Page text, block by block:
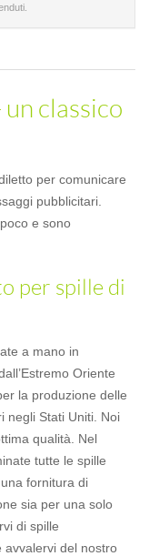
classico
per comunicare
pubblicitari.
e sono
per spille di
a mano in
Oriente
la produzione delle
negli Stati Uniti. Noi
qualità. Nel
tutte le spille
fornitura di
sia per una solo
di spille
avvalervi del nostro